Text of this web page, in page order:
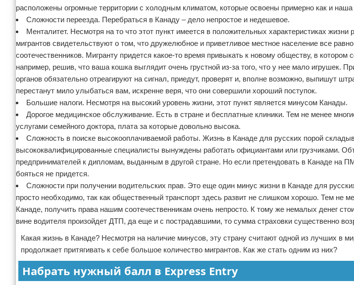
расположены огромные территории с холодным климатом, которые освоены примерно как и
Сложности переезда. Перебраться в Канаду – дело непростое и недешевое.
Менталитет. Несмотря на то что этот пункт имеется в положительных характеристиках
мигрантов свидетельствуют о том, что дружелюбное и приветливое местное население все
соотечественников. Мигранту придется какое-то время привыкать к новому обществу, в котором
например, решив, что ваша кошка выглядит очень грустной из-за того, что у нее мало игрушек.
органов обязательно отреагируют на сигнал, приедут, проверят и, вполне возможно, выпишут
перестанут мило улыбаться вам, искренне веря, что они совершили хороший поступок.
Большие налоги. Несмотря на высокий уровень жизни, этот пункт является минусом Канады.
Дорогое медицинское обслуживание. Есть в стране и бесплатные клиники. Тем не менее
услугами семейного доктора, плата за которые довольно высока.
Сложность в поиске высокооплачиваемой работы. Жизнь в Канаде для русских порой
высококвалифицированные специалисты вынуждены работать официантами или грузчиками.
предпринимателей к дипломам, выданным в другой стране. Но если претендовать в Канаде на
бояться не придется.
Сложности при получении водительских прав. Это еще один минус жизни в Канаде для
просто необходимо, так как общественный транспорт здесь развит не слишком хорошо. Тем не
Канаде, получить права нашим соотечественникам очень непросто. К тому же немалых денег
вине водителя произойдет ДТП, да еще и с пострадавшими, то сумма страховки существенно
Какая жизнь в Канаде? Несмотря на наличие минусов, эту страну считают одной из лучших в
продолжает притягивать к себе большое количество мигрантов. Как же стать одним из них?
Набрать нужный балл в Express Entry